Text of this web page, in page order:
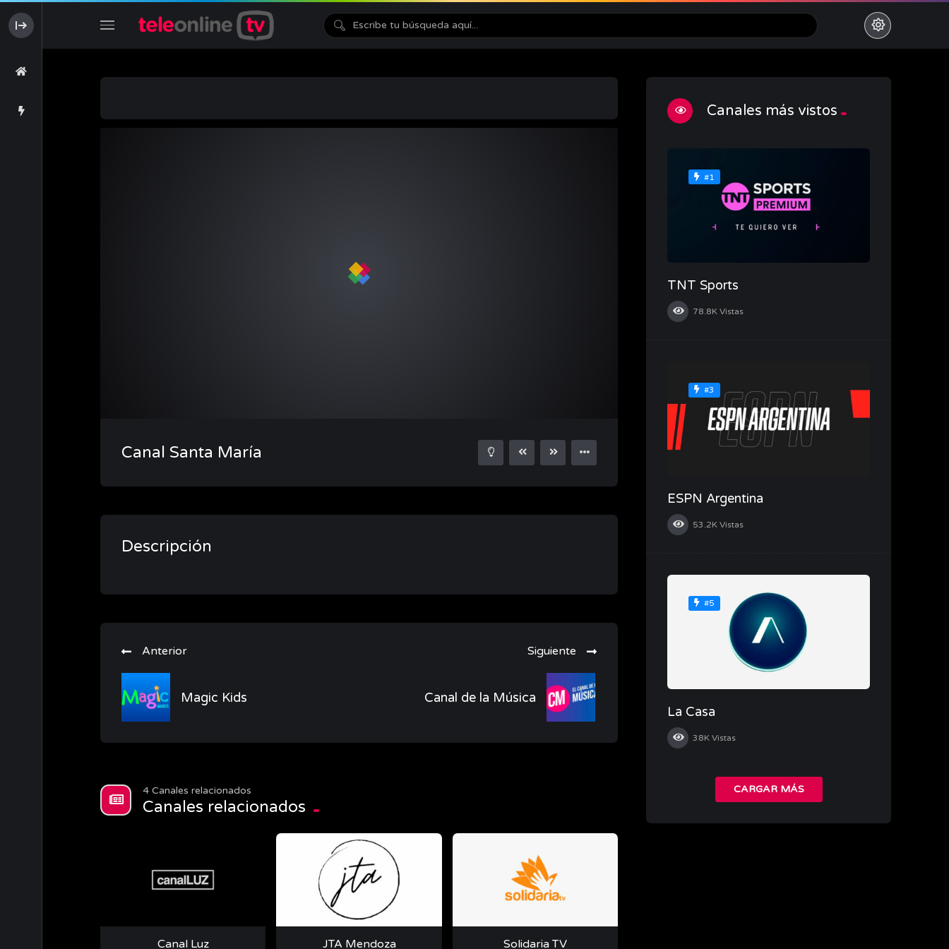
Canal Santa María
Descripción
Anterior
Magic Kids
Siguiente
Canal de la Música
4 Canales relacionados
Canales relacionados
Canal Luz JTA Mendoza Solidaria TV
Canales más vistos
#1
TNT Sports
78.8K Vistas
#3
ESPN Argentina
53.2K Vistas
#5
La Casa
38K Vistas
CARGAR MÁS